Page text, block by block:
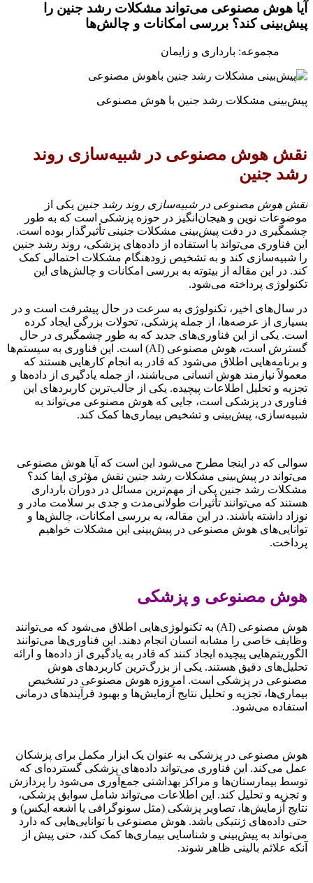
آیا هوش مصنوعی می‌تواند مشکلات رشد جنین را
پیش‌بینی کند؟ بررسی امکانات و چالش‌ها
مجموعه: بارداری و زایمان
پیش‌بینی مشکلات رشد جنین با هوش مصنوعی
نقش هوش مصنوعی در شبیه‌سازی روند
رشد جنین
نقش هوش مصنوعی در شبیه‌سازی روند رشد جنین یکی از
موضوعات نوین و هیجان‌انگیز در حوزه پزشکی است که به طور
چشمگیری در دقت پیش‌بینی مشکلات جنینی تأثیرگذار بوده است.
این فناوری می‌تواند با استفاده از داده‌های پزشکی، روند رشد جنین
را شبیه‌سازی کند و به تشخیص زودهنگام مشکلات احتمالی کمک
کند. در این مقاله از بیتوته به بررسی امکانات و چالش‌های این
تکنولوژی پرداخته می‌شود.
در سال‌های اخیر، تکنولوژی به سرعت در حال پیشرفت است و در
بسیاری از عرصه‌ها، از جمله پزشکی، تحولات بزرگی ایجاد کرده
است. یکی از این فناوری‌های جدید که به طور چشمگیری در حال
گسترش است، هوش مصنوعی (AI) است. این فناوری به سیستم‌ها
و برنامه‌هایی اطلاق می‌شود که قادر به انجام کارهایی هستند که
معمولاً نیازمند هوش انسانی می‌باشند، از جمله یادگیری از داده‌ها و
تجزیه و تحلیل اطلاعات پیچیده. یکی از جالب‌ترین کاربردهای این
فناوری در پزشکی است، جایی که هوش مصنوعی می‌تواند به
شبیه‌سازی، پیش‌بینی و تشخیص بیماری‌ها کمک کند.
سوالی که در اینجا مطرح می‌شود این است که آیا هوش مصنوعی
می‌تواند در پیش‌بینی مشکلات رشد جنین نقش مؤثری ایفا کند؟
مشکلات رشد جنین یکی از مهم‌ترین مسائل در دوران بارداری
هستند که می‌توانند تأثیرات طولانی‌مدت و جدی بر سلامت مادر و
نوزاد داشته باشند. در این مقاله، به بررسی امکانات، چالش‌ها و
توانایی‌های هوش مصنوعی در پیش‌بینی این مشکلات خواهیم
پرداخت.
هوش مصنوعی و پزشکی
هوش مصنوعی (AI) به تکنولوژی‌هایی اطلاق می‌شود که می‌توانند
وظایف خاصی را مشابه انسان انجام دهند. این فناوری‌ها می‌توانند
الگوریتم‌هایی پیچیده ایجاد کنند که قادر به یادگیری از داده‌ها و ارائه
تحلیل‌های دقیق هستند. یکی از بزرگ‌ترین کاربردهای هوش
مصنوعی در پزشکی است. امروزه هوش مصنوعی در تشخیص
بیماری‌ها، تجزیه و تحلیل نتایج آزمایش‌ها و بهبود فرآیندهای درمانی
استفاده می‌شود.
هوش مصنوعی در پزشکی به عنوان یک ابزار مکمل برای پزشکان
عمل می‌کند. این فناوری می‌تواند داده‌های پزشکی گسترده‌ای که
توسط بیمارستان‌ها و مراکز بهداشتی جمع‌آوری می‌شود را پردازش
و تجزیه و تحلیل کند. این اطلاعات می‌تواند شامل سوابق پزشکی،
نتایج آزمایش‌ها، تصاویر پزشکی (مثل سونوگرافی یا اشعه ایکس) و
حتی داده‌های ژنتیکی باشد. هوش مصنوعی با توانایی‌هایی که دارد
می‌تواند به پیش‌بینی و شناسایی بیماری‌ها کمک کند، حتی پیش از
آنکه علائم بالینی ظاهر شوند.